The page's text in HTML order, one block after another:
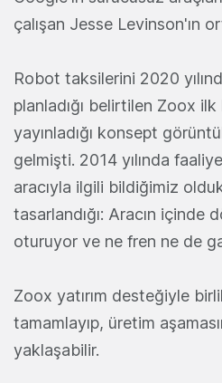
çalışan Jesse Levinson'ın
Robot taksilerini 2020
planladığı belirtilen Zoox ilk
yayınladığı konsept
gelmişti. 2014 yılında
aracıyla ilgili bildiğimiz
tasarlandığı: Aracın içinde
oturuyor ve ne fren ne de
Zoox yatırım desteğiyle
tamamlayıp, üretim
yaklaşabilir.